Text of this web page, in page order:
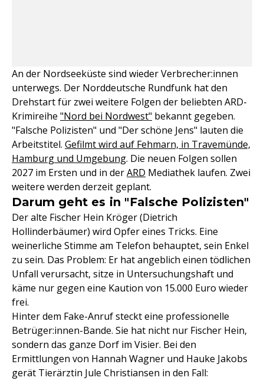
An der Nordseeküste sind wieder Verbrecher:innen
unterwegs. Der Norddeutsche Rundfunk hat den
Drehstart für zwei weitere Folgen der beliebten ARD-
Krimireihe "Nord bei Nordwest" bekannt gegeben.
"Falsche Polizisten" und "Der schöne Jens" lauten die
Arbeitstitel. Gefilmt wird auf Fehmarn, in Travemünde,
Hamburg und Umgebung. Die neuen Folgen sollen
2027 im Ersten und in derARD Mediathek laufen. Zwei
weitere werden derzeit geplant.
Darum geht es in "Falsche Polizisten"
Der alte Fischer Hein Kröger (Dietrich
Hollinderbäumer) wird Opfer eines Tricks. Eine
weinerliche Stimme am Telefon behauptet, sein Enkel
zu sein. Das Problem: Er hat angeblich einen tödlichen
Unfall verursacht, sitze in Untersuchungshaft und
käme nur gegen eine Kaution von 15.000 Euro wieder
frei.
Hinter dem Fake-Anruf steckt eine professionelle
Betrüger:innen-Bande. Sie hat nicht nur Fischer Hein,
sondern das ganze Dorf im Visier. Bei den
Ermittlungen von Hannah Wagner und Hauke Jakobs
gerät Tierärztin Jule Christiansen in den Fall: